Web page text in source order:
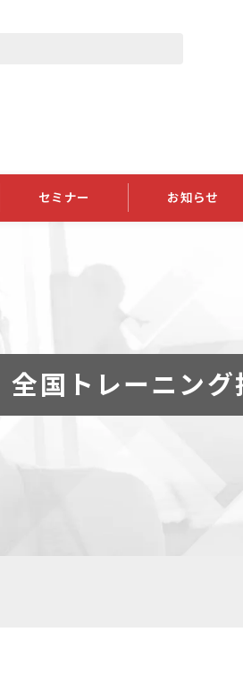
資
セミナー お知らせ
学会大会
全国トレーニング